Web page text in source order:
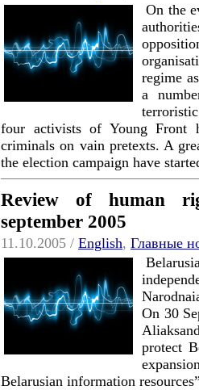
On the
regime
a
four activists of Young Front
criminals on vain pretexts. A
the election campaign have
Review of human
september 2005
11.10.2005 / English, Главные
On 30
protect
Belarusian information